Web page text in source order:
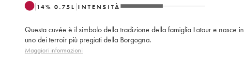
14% 0.75 L INTENSITÀ
Questa cuvée è il simbolo della tradizione della famiglia Latour e nasce in
uno dei terroir più pregiati della Borgogna.
Maggiori informazioni